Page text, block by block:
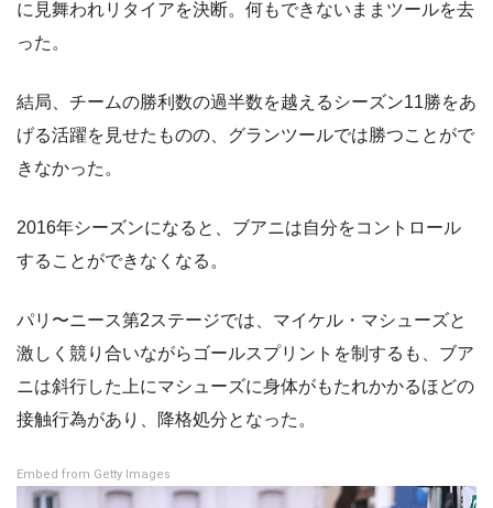
に見舞われリタイアを決断。何もできないままツールを去
った。
結局、チームの勝利数の過半数を越えるシーズン11勝をあ
げる活躍を見せたものの、グランツールでは勝つことがで
きなかった。
2016年シーズンになると、ブアニは自分をコントロール
することができなくなる。
パリ〜ニース第2ステージでは、マイケル・マシューズと
激しく競り合いながらゴールスプリントを制するも、ブア
ニは斜行した上にマシューズに身体がもたれかかるほどの
接触行為があり、降格処分となった。
Embed from Getty Images